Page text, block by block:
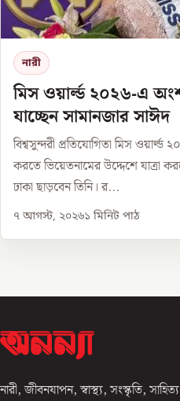
নারী
মিস ওয়ার্ল্ড ২০২৬-এ
যাচ্ছেন সামানজার সাঈদ
বিশ্বসুন্দরী প্রতিযোগিতা মিস ওয়ার্ল্ড
করতে ভিয়েতনামের উদ্দেশে যাত্রা
ঢাকা ছাড়বেন তিনি। র...
৭ আগস্ট, ২০২৬১ মিনিট পাঠ
নারী, জীবনযাপন, স্বাস্থ্য, সংস্কৃতি,